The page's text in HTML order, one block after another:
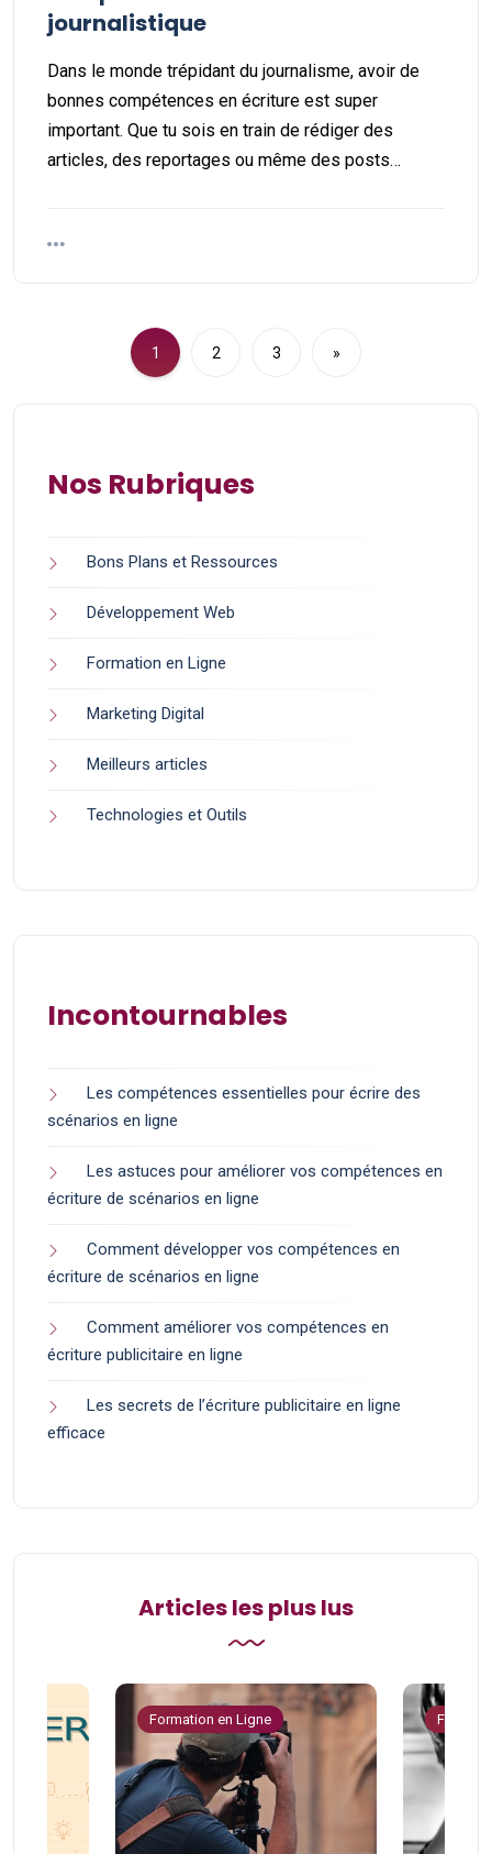
journalistique
Dans le monde trépidant du journalisme, avoir de
bonnes compétences en écriture est super
important. Que tu sois en train de rédiger des
articles, des reportages ou même des posts…
1 2 3 »
Nos Rubriques
Bons Plans et Ressources
Développement Web
Formation en Ligne
Marketing Digital
Meilleurs articles
Technologies et Outils
Incontournables
Les compétences essentielles pour écrire des
scénarios en ligne
Les astuces pour améliorer vos compétences en
écriture de scénarios en ligne
Comment développer vos compétences en
écriture de scénarios en ligne
Comment améliorer vos compétences en
écriture publicitaire en ligne
Les secrets de l’écriture publicitaire en ligne
efficace
Articles les plus lus
Formation en Ligne